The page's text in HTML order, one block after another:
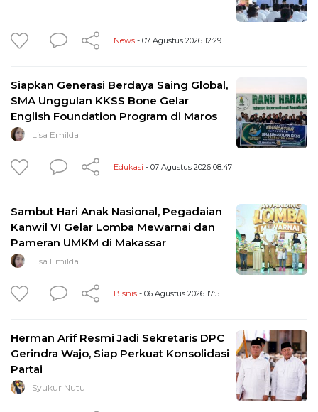
News - 07 Agustus 2026 12:29
Siapkan Generasi Berdaya Saing Global,
SMA Unggulan KKSS Bone Gelar
English Foundation Program di Maros
Lisa Emilda
Edukasi - 07 Agustus 2026 08:47
Sambut Hari Anak Nasional, Pegadaian
Kanwil VI Gelar Lomba Mewarnai dan
Pameran UMKM di Makassar
Lisa Emilda
Bisnis - 06 Agustus 2026 17:51
Herman Arif Resmi Jadi Sekretaris DPC
Gerindra Wajo, Siap Perkuat Konsolidasi
Partai
Syukur Nutu